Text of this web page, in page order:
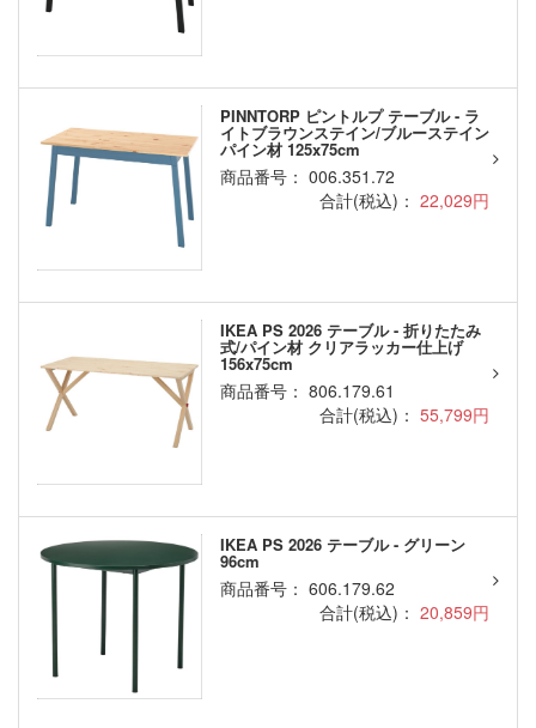
PINNTORP ピントルプ テーブル - ラ
イトブラウンステイン/ブルーステイン
パイン材 125x75cm
商品番号： 006.351.72
合計(税込)： 22,029円
IKEA PS 2026 テーブル - 折りたたみ
式/パイン材 クリアラッカー仕上げ
156x75cm
商品番号： 806.179.61
合計(税込)： 55,799円
IKEA PS 2026 テーブル - グリーン
96cm
商品番号： 606.179.62
合計(税込)： 20,859円